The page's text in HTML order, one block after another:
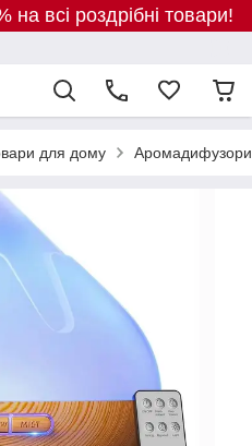
на всі роздрібні товари!
для дому Аромадифузори